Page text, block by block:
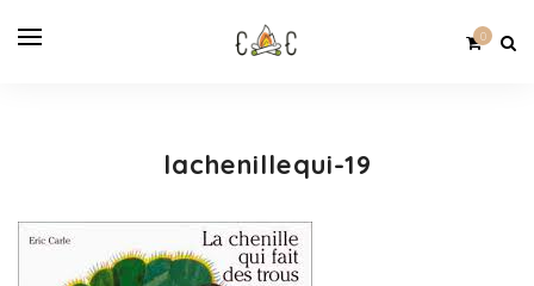
0
lachenillequi-19